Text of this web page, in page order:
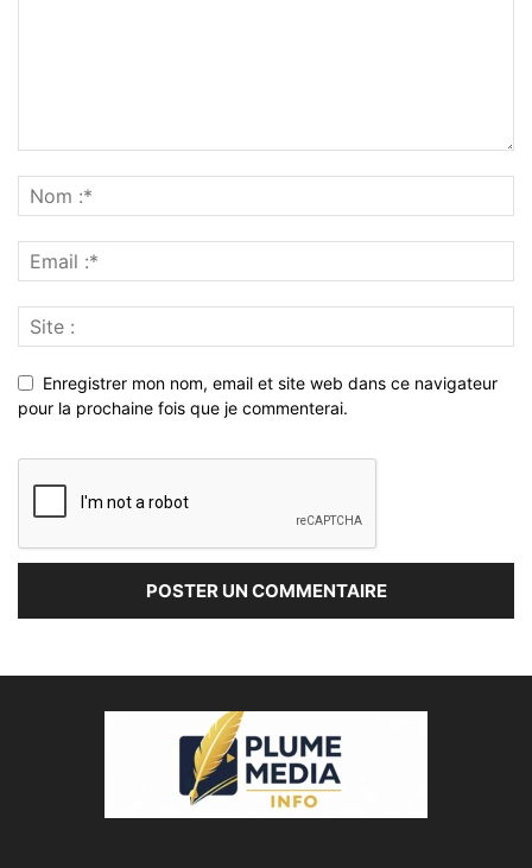
Enregistrer mon nom, email et site web dans ce navigateur
pour la prochaine fois que je commenterai.